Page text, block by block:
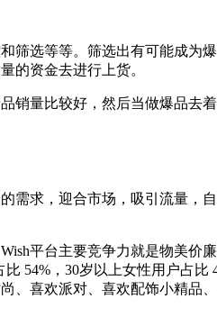
筛选等等。筛选出有可能成为
的资金去进行上货。
销量比较好，然后当做爆品去
需求，迎合市场，吸引流量，
平台主要竞争力就是物美价
54%，30岁以上女性用户占比
喜欢派对、喜欢配饰小精品